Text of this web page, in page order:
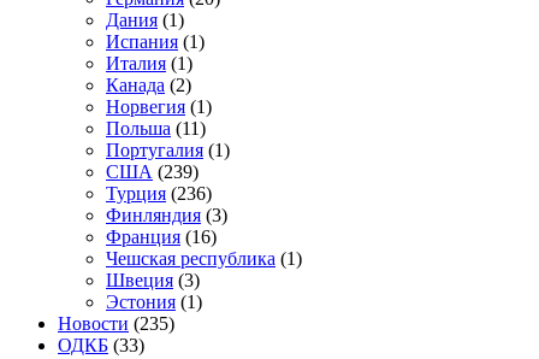
Дания (1)
Испания (1)
Италия (1)
Канада (2)
Норвегия (1)
Польша (11)
Португалия (1)
США (239)
Турция (236)
Финляндия (3)
Франция (16)
Чешская республика (1)
Швеция (3)
Эстония (1)
Новости (235)
ОДКБ (33)